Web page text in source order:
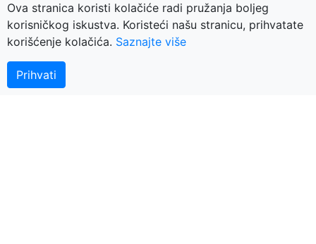
Kontaktirajte nas
© 2018 BerzaNekretnina.org - portal za nekretnine
Ova stranica koristi kolačiće radi pružanja boljeg
korisničkog iskustva. Koristeći našu stranicu, prihvatate
korišćenje kolačića. Saznajte više
Prihvati